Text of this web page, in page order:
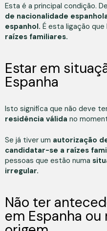
Esta é a principal condição.
de nacionalidade
espanhol. É esta ligação
raízes familiares.
Estar em
Espanha
Isto significa que não deve
residência válida no
Se já tiver um autorização
candidatar-se a raízes
pessoas que estão numa
irregular.
Não ter
em Espanha ou